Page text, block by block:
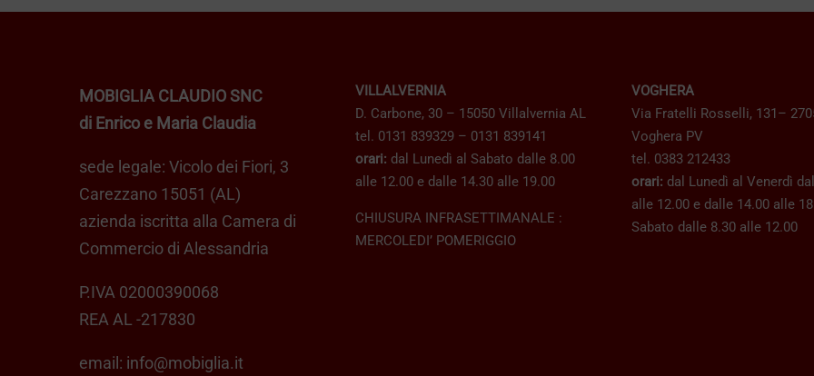
del
MOBIGLIA CLAUDIO SNC
di Enrico e Maria Claudia
sede legale: Vicolo dei Fiori, 3
Carezzano 15051 (AL)
azienda iscritta alla Camera di
Commercio di Alessandria
P.IVA 02000390068
REA AL -217830
email: info@mobiglia.it
VILLALVERNIA
D. Carbone, 30 – 15050 Villalvernia AL
tel. 0131 839329 – 0131 839141
orari: dal Lunedì al Sabato dalle 8.00
alle 12.00 e dalle 14.30 alle 19.00
CHIUSURA INFRASETTIMANALE :
MERCOLEDI’ POMERIGGIO
VOGHERA
Via Fratelli Rosselli, 131–
Voghera PV
tel. 0383 212433
orari: dal Lunedì al Venerdì
alle 12.00 e dalle 14.00 alle
Sabato dalle 8.30 alle 12.00